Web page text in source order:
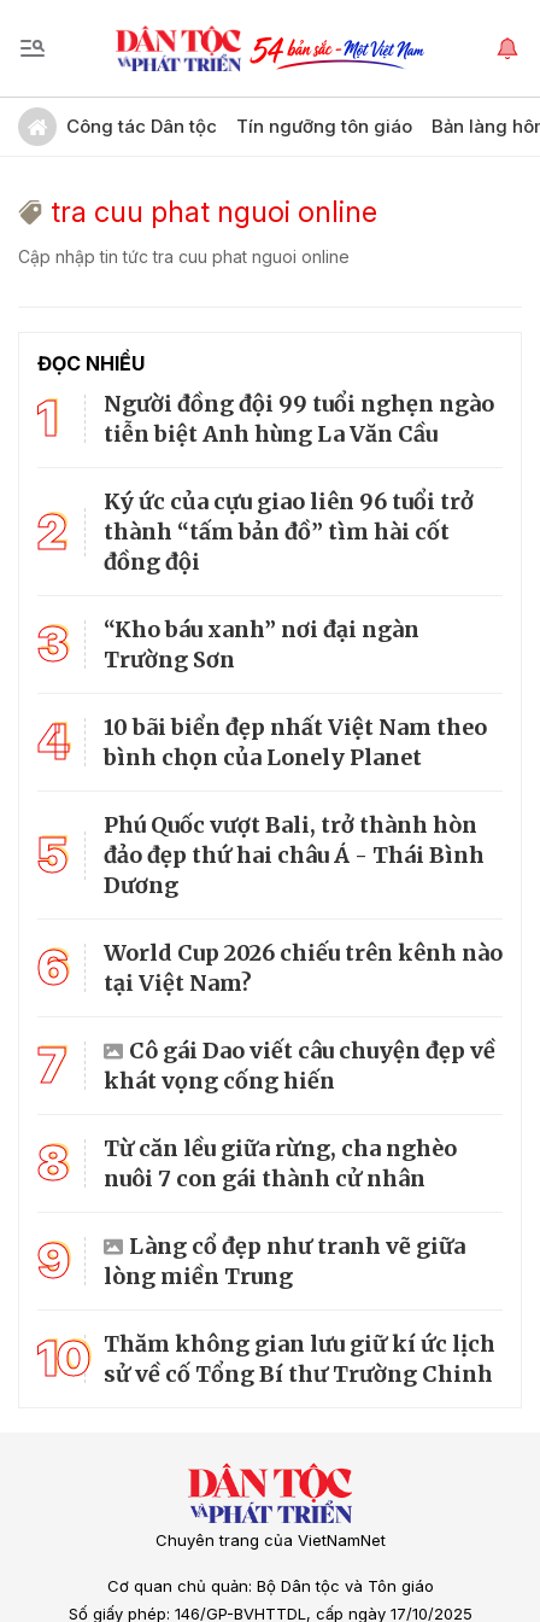
Công tác Dân tộc Tín ngưỡng tôn giáo Bản làng
tra cuu phat nguoi online
Cập nhập tin tức tra cuu phat nguoi online
ĐỌC NHIỀU
1
Người đồng đội 99 tuổi nghẹn ngào
tiễn biệt Anh hùng La Văn Cầu
2
Ký ức của cựu giao liên 96 tuổi trở
thành “tấm bản đồ” tìm hài cốt
đồng đội
3
“Kho báu xanh” nơi đại ngàn
Trường Sơn
4
10 bãi biển đẹp nhất Việt Nam theo
bình chọn của Lonely Planet
5
Phú Quốc vượt Bali, trở thành hòn
đảo đẹp thứ hai châu Á - Thái Bình
Dương
6
World Cup 2026 chiếu trên kênh nào
tại Việt Nam?
7
Cô gái Dao viết câu chuyện đẹp về
khát vọng cống hiến
8
Từ căn lều giữa rừng, cha nghèo
nuôi 7 con gái thành cử nhân
9
Làng cổ đẹp như tranh vẽ giữa
lòng miền Trung
10 Thăm không gian lưu giữ kí ức lịch
sử về cố Tổng Bí thư Trường Chinh
Chuyên trang của VietNamNet
Cơ quan chủ quản: Bộ Dân tộc và Tôn giáo
Số giấy phép: 146/GP-BVHTTDL, cấp ngày 17/10/2025